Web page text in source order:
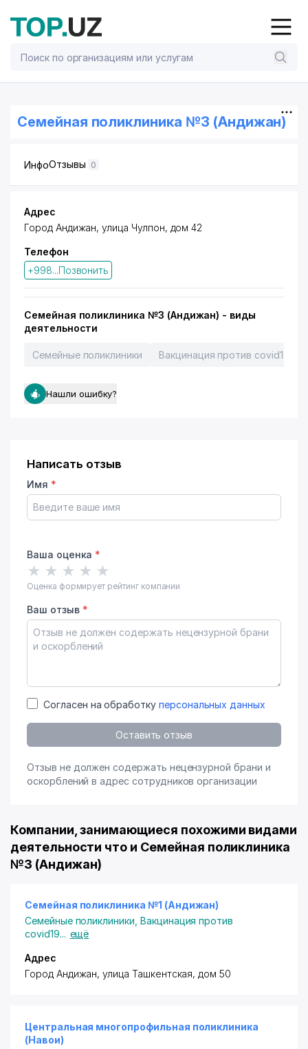
Семейная поликлиника №3 (Андижан)
ИнфоОтзывы 0
Адрес
Город Андижан, улица Чулпон, дом 42
Телефон
+998...Позвонить
Семейная поликлиника №3 (Андижан) - виды
деятельности
Семейные поликлиники Вакцинация против covid19
Нашли ошибку?
Написать отзыв
Имя *
Ваша оценка *
★ ★ ★ ★ ★
Оценка формирует рейтинг компании
Ваш отзыв *
Согласен на обработку персональных данных
Оставить отзыв
Отзыв не должен содержать нецензурной брани и
оскорблений в адрес сотрудников организации
Компании, занимающиеся похожими видами
деятельности что и Семейная поликлиника
№3 (Андижан)
Семейная поликлиника №1 (Андижан)
Семейные поликлиники Вакцинация против
covid19... ещё
Адрес
Город Андижан, улица Ташкентская, дом 50
Центральная многопрофильная поликлиника
(Навои)